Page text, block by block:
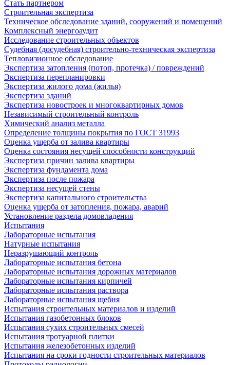
Стать партнером
Строительная экспертиза
Техническое обследование зданий, сооружений и помещений
Комплексный энергоаудит
Исследование строительных объектов
Судебная (досудебная) строительно-техническая экспертиза
Тепловизионное обследование
Экспертиза затопления (потоп, протечка) / повреждений
Экспертиза перепланировки
Экспертиза жилого дома (жилья)
Экспертиза зданий
Экспертиза новостроек и многоквартирных домов
Независимый строительный контроль
Химический анализ металла
Определение толщины покрытия по ГОСТ 31993
Оценка ущерба от залива квартиры
Оценка состояния несущей способности конструкций
Экспертиза причин залива квартиры
Экспертиза фундамента дома
Экспертиза после пожара
Экспертиза несущей стены
Экспертиза капитального строительства
Оценка ущерба от затопления, пожара, аварий
Установление раздела домовладения
Испытания
Лабораторные испытания
Натурные испытания
Неразрушающий контроль
Лабораторные испытания бетона
Лабораторные испытания дорожных материалов
Лабораторные испытания кирпичей
Лабораторные испытания раствора
Лабораторные испытания щебня
Испытания строительных материалов и изделий
Испытания газобетонных блоков
Испытания сухих строительных смесей
Испытания тротуарной плитки
Испытания железобетонных изделий
Испытания на сроки годности строительных материалов